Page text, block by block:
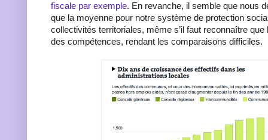
fiscale par exemple. En revanche, il semble que nous
que la moyenne pour notre système de protection
collectivités territoriales, même s’il faut reconnaître que
des compétences, rendant les comparaisons difficiles.